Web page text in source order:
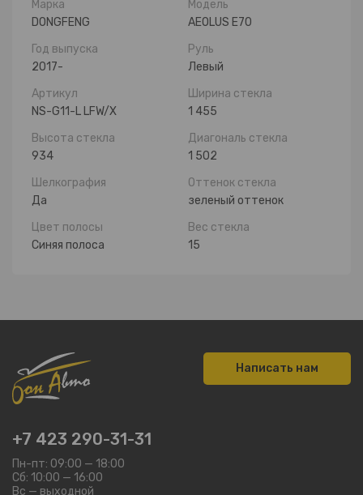
Марка
DONGFENG
Модель
AEOLUS E70
Год выпуска
2017-
Руль
Левый
Артикул
NS-G11-L LFW/X
Ширина стекла
1 455
Высота стекла
934
Диагональ стекла
1 502
Шелкография
Да
Оттенок стекла
зеленый оттенок
Цвет полосы
Синяя полоса
Вес стекла
15
+7 423 290-31-31
Пн-пт: 09:00 — 18:00
Сб: 10:00 — 16:00
Вс — выходной
Написать нам